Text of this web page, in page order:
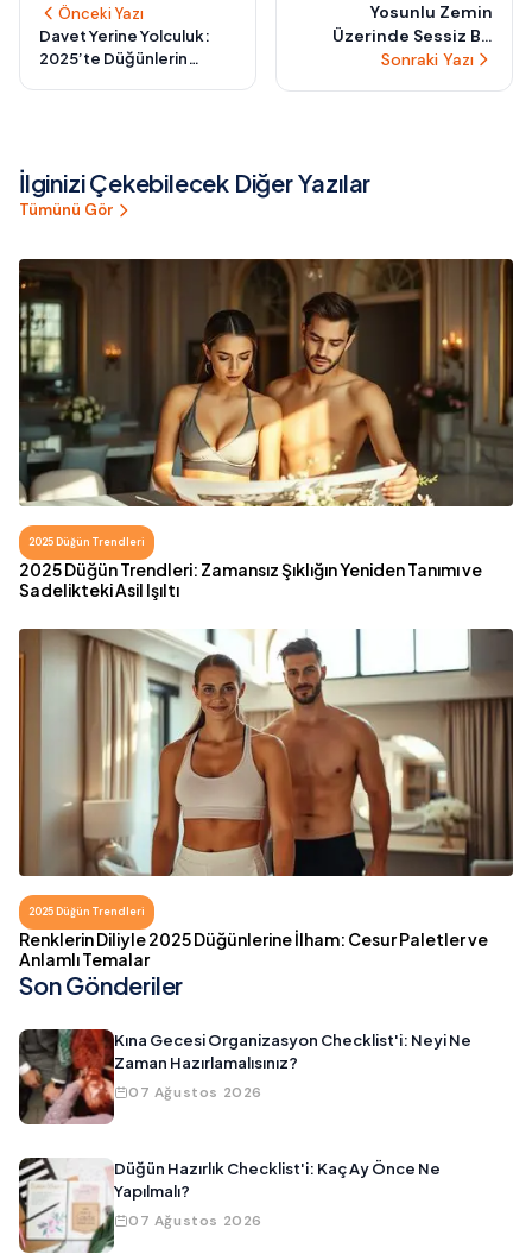
Önceki Yazı
Davet Yerine Yolculuk:
2025’te Düğünlerin
Sonraki Yazı
Yosunlu Zemin
Üzerinde Sessiz Bir
Ritüel: Ay Salıncağında
İlginizi Çekebilecek Diğer Yazılar
Tümünü Gör
2025 Düğün Trendleri
2025 Düğün Trendleri: Zamansız Şıklığın Yeniden Tanımı ve
Sadelikteki Asil Işıltı
2025 Düğün Trendleri
Renklerin Diliyle 2025 Düğünlerine İlham: Cesur Paletler ve
Anlamlı Temalar
Son Gönderiler
Kına Gecesi Organizasyon Checklist'i: Neyi Ne
Zaman Hazırlamalısınız?
07 Ağustos 2026
Düğün Hazırlık Checklist'i: Kaç Ay Önce Ne
Yapılmalı?
07 Ağustos 2026